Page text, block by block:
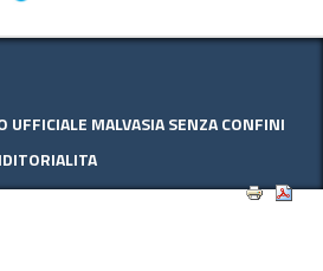
UFFICIALE MALVASIA SENZA CONFINI